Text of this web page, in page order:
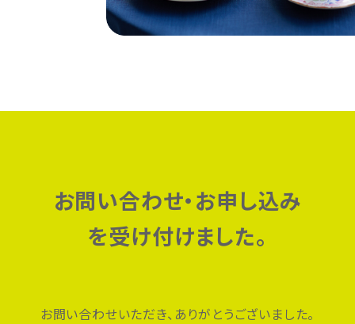
お問い合わせ・お申し込み
を受け付けました。
お問い合わせいただき、ありがとうございました。